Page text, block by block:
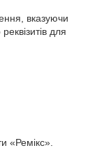
вказуючи
для
«Ремікс».